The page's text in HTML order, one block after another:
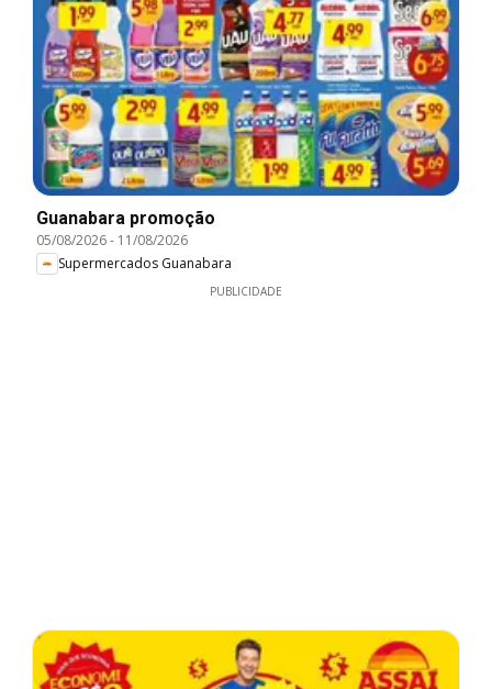
Guanabara promoção
05/08/2026- 11/08/2026
Supermercados Guanabara
PUBLICIDADE